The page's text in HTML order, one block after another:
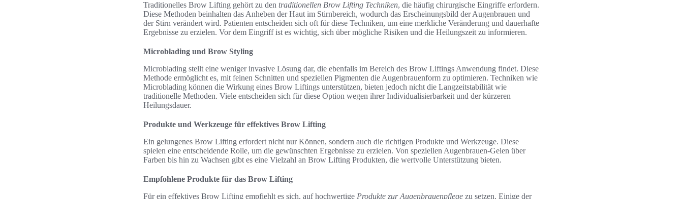
Traditionelles Brow Lifting gehört zu den traditionellen Brow Lifting Techniken, die häufig chirurgische Eingriffe erfordern.
Diese Methoden beinhalten das Anheben der Haut im Stirnbereich, wodurch das Erscheinungsbild der Augenbrauen und
der Stirn verändert wird. Patienten entscheiden sich oft für diese Techniken, um eine merkliche Veränderung und dauerhafte
Ergebnisse zu erzielen. Vor dem Eingriff ist es wichtig, sich über mögliche Risiken und die Heilungszeit zu informieren.
Microblading und Brow Styling
Microblading stellt eine weniger invasive Lösung dar, die ebenfalls im Bereich des Brow Liftings Anwendung findet. Diese
Methode ermöglicht es, mit feinen Schnitten und speziellen Pigmenten die Augenbrauenform zu optimieren. Techniken wie
Microblading können die Wirkung eines Brow Liftings unterstützen, bieten jedoch nicht die Langzeitstabilität wie
traditionelle Methoden. Viele entscheiden sich für diese Option wegen ihrer Individualisierbarkeit und der kürzeren
Heilungsdauer.
Produkte und Werkzeuge für effektives Brow Lifting
Ein gelungenes Brow Lifting erfordert nicht nur Können, sondern auch die richtigen Produkte und Werkzeuge. Diese
spielen eine entscheidende Rolle, um die gewünschten Ergebnisse zu erzielen. Von speziellen Augenbrauen-Gelen über
Farben bis hin zu Wachsen gibt es eine Vielzahl an Brow Lifting Produkten, die wertvolle Unterstützung bieten.
Empfohlene Produkte für das Brow Lifting
Für ein effektives Brow Lifting empfiehlt es sich, auf hochwertige Produkte zur Augenbrauenpflege zu setzen. Einige der